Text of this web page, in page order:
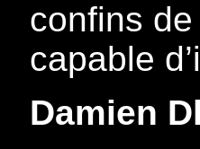
confins
capable
Damien